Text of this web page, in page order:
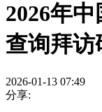
2026年
查询拜访
2026-01-13 07:49
分享: